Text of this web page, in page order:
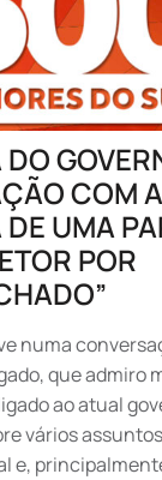
COM A
UMA
POR
numa
que admiro
ao atual
vários
e,